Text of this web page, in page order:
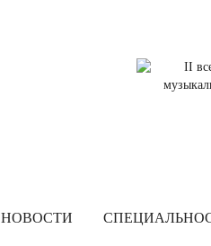
НОВОСТИ